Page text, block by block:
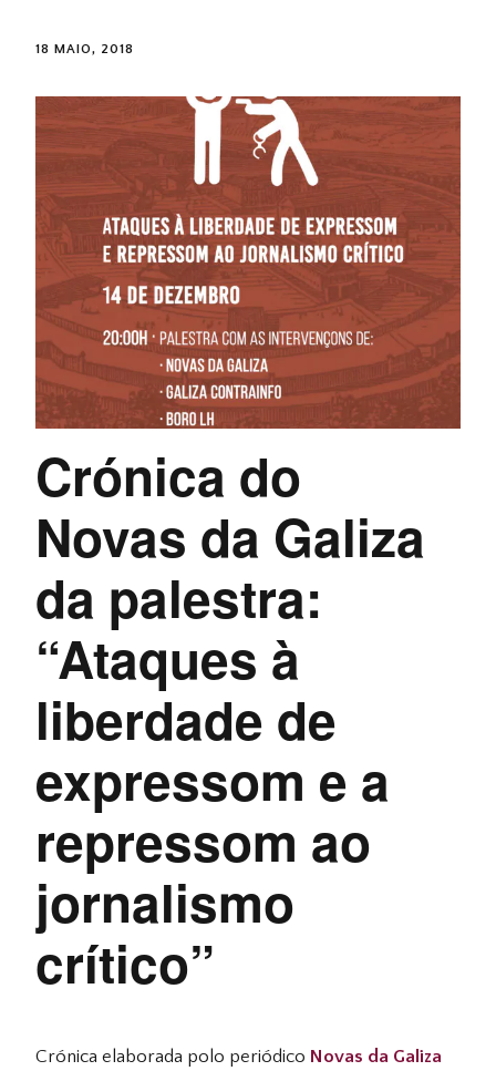
18 MAIO, 2018
Crónica do
Novas da Galiza
da palestra:
“Ataques à
liberdade de
expressom e a
repressom ao
jornalismo
crítico”
Crónica elaborada polo periódico Novas da Galiza